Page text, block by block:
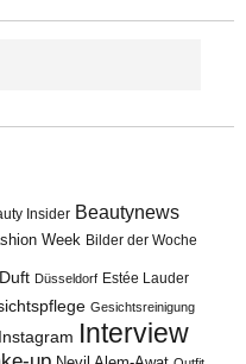
Insider Beautynews
Week Bilder der Woche
Duft Düsseldorf Estée Lauder
Gesichtsreinigung
Instagram Interview